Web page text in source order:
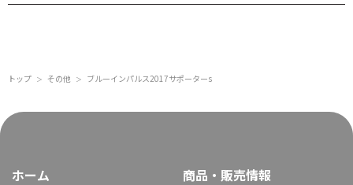
トップ ＞ その他 ＞ ブルーインパルス2017サポーターs
ホーム 商品・販売情報